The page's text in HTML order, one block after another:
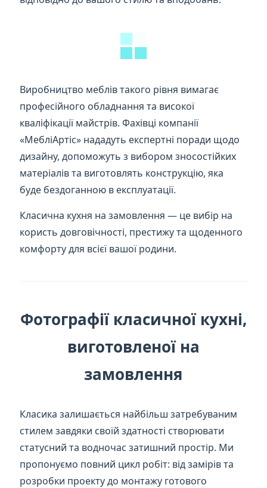
Виробництво меблів такого рівня вимагає
професійного обладнання та високої
кваліфікації майстрів. Фахівці компанії
«МебліАртіс» нададуть експертні поради щодо
дизайну, допоможуть з вибором зносостійких
матеріалів та виготовлять конструкцію, яка
буде бездоганною в експлуатації.
Класична кухня на замовлення — це вибір на
користь довговічності, престижу та щоденного
комфорту для всієї вашої родини.
Фотографії класичної кухні,
виготовленої на
замовлення
Класика залишається найбільш затребуваним
стилем завдяки своїй здатності створювати
статусний та водночас затишний простір. Ми
пропонуємо повний цикл робіт: від замірів та
розробки проекту до монтажу готового